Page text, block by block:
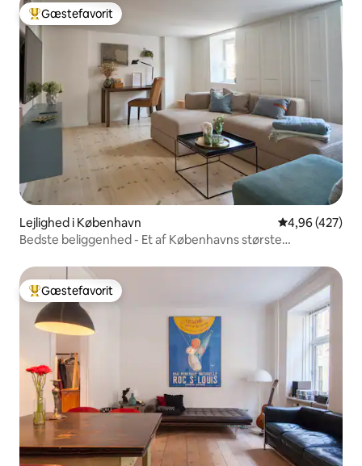
Bedste gæstefavorit
Gæstefavorit
Lejlighed i København 4,96 ud af 5 i
4,96 (427)
Bedste beliggenhed - Et af Københavns største
Bedste gæstefavorit
Gæstefavorit